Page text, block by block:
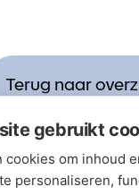
Terug naar
gebruikt
cookies om inhoud
personaliseren,